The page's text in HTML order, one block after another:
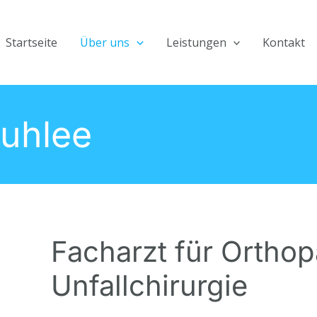
Startseite Über uns Leistungen Kontakt
Facharzt für
Unfallchirurgie